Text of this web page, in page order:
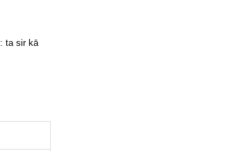
: ta sir kā